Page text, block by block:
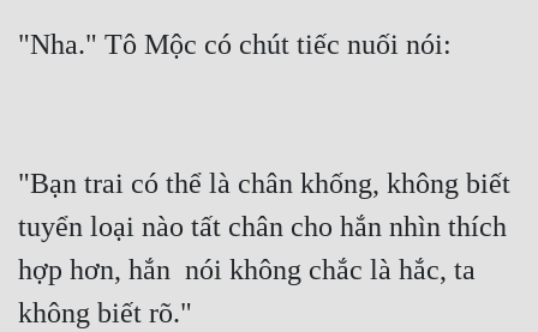
"Nha." Tô Mộc có chút tiếc nuối nói:
"Bạn trai có thể là chân khống, không biết
tuyển loại nào tất chân cho hắn nhìn thích
hợp hơn, hắn  nói không chắc là hắc, ta
không biết rõ."